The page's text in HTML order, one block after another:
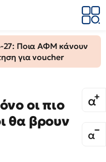
27: Ποια ΑΦΜ κάνουν
για voucher
οι πιο
θα βρουν